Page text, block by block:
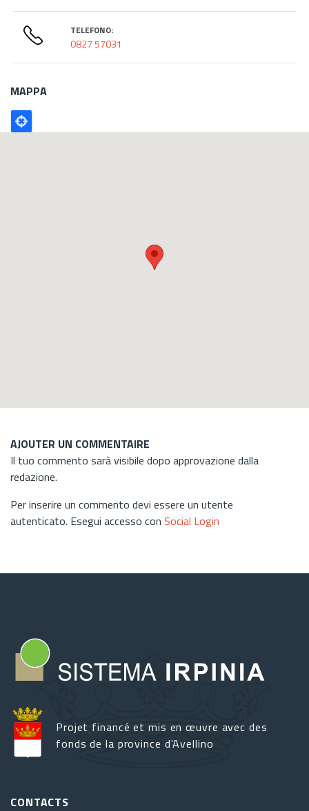
TELEFONO:
0827 57031
MAPPA
Poligono
GEO
AJOUTER UN COMMENTAIRE
Il tuo commento sarà visibile dopo approvazione dalla
redazione.
Per inserire un commento devi essere un utente
autenticato. Esegui accesso con Social Login
Projet financé et mis en œuvre avec des
fonds de la province d'Avellino
CONTACTS